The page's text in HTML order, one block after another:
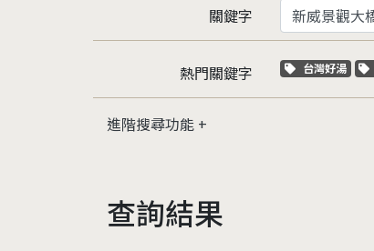
關鍵字
熱門關鍵字 關鍵字標籤
台灣好湯
進階搜尋功能
查詢結果